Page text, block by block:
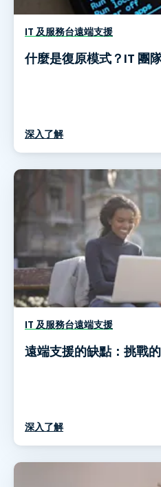
IT 及服務台遠端支援
什麼是復原模式？IT 團
深入了解
IT 及服務台遠端支援
遠端支援的缺點：挑戰
深入了解